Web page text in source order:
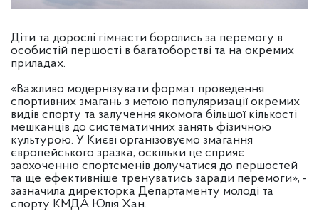
Діти та дорослі гімнасти боролись за перемогу в
особистій першості в багатоборстві та на окремих
приладах.
«Важливо модернізувати формат проведення
спортивних змагань з метою популяризації окремих
видів спорту та залучення якомога більшої кількості
мешканців до систематичних занять фізичною
культурою. У Києві організовуємо змагання
європейського зразка, оскільки це сприяє
заохоченню спортсменів долучатися до першостей
та ще ефективніше тренуватись заради перемоги», -
зазначила директорка Департаменту молоді та
спорту КМДА Юлія Хан.